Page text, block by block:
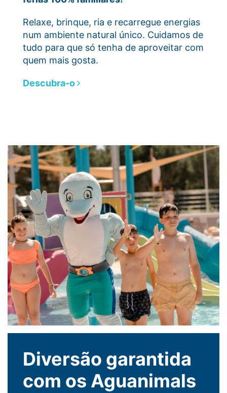
Relaxe, brinque, ria e recarregue energias
num ambiente natural único. Cuidamos de
tudo para que só tenha de aproveitar com
quem mais gosta.
Descubra-o
Diversão garantida
com os Aguanimals